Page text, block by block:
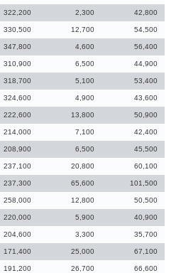
322,200 2,300 42,800
330,500 12,700 54,500
347,800 4,600 56,400
310,900 6,500 44,900
318,700 5,100 53,400
324,600 4,900 43,600
222,600 13,800 50,900
214,000 7,100 42,400
208,900 6,500 45,500
237,100 20,800 60,100
237,300 65,600 101,500
258,000 12,800 50,500
220,000 5,900 40,900
204,600 3,300 35,700
171,400 25,000 67,100
191,200 26,700 66,600